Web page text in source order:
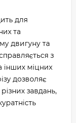
для
та
двигуну та
з
інших міцних
дозволяє
завдань,